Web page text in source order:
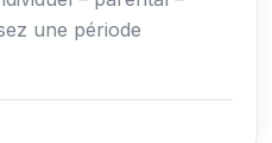
une période